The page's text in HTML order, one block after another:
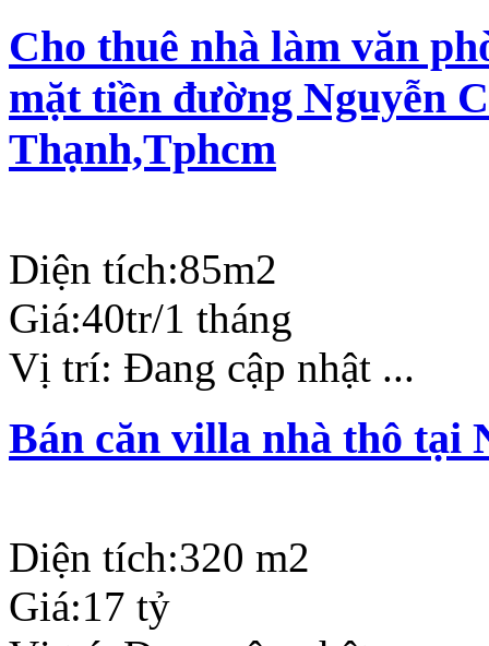
Cho thuê nhà làm văn
mặt tiền đường Nguyễn
Thạnh,Tphcm
Diện tích:85m2
Giá:40tr/1 tháng
Vị trí: Đang cập nhật ...
Bán căn villa nhà thô tại
Diện tích:320 m2
Giá:17 tỷ